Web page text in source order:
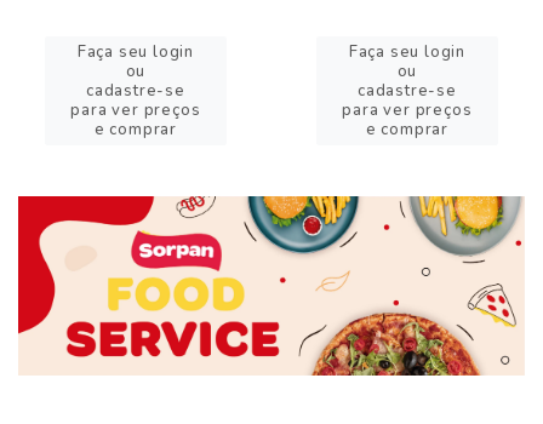
Faça seu login
ou
cadastre-se
para ver preços
e comprar
Faça seu login
ou
cadastre-se
para ver preços
e comprar